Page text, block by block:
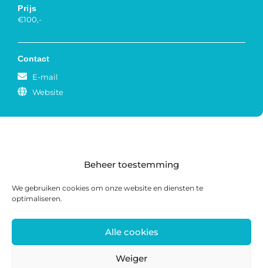
Beheer toestemming
We gebruiken cookies om onze website en diensten te
optimaliseren.
Alle cookies
Weiger
Prijs
€100,-
Contact
E-mail
Website
Postadres: Postbus 285, 8440 AG Heerenveen |
Bezoekadres: Zwanedrift 2, 8446 KS Heerenveen
0513 468 158 | info@ateliersmajeur.nl